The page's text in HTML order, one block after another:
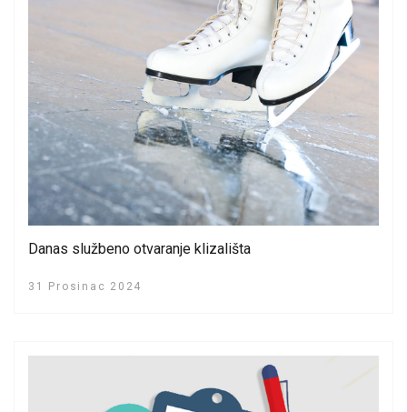
Danas službeno otvaranje klizališta
31 Prosinac 2024